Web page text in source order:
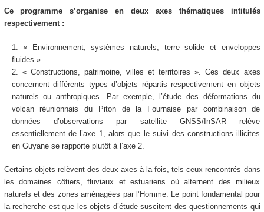
Ce programme s’organise en deux axes thématiques intitulés
respectivement :
« Environnement, systèmes naturels, terre solide et enveloppes
fluides »
« Constructions, patrimoine, villes et territoires ». Ces deux axes
concernent différents types d’objets répartis respectivement en objets
naturels ou anthropiques. Par exemple, l’étude des déformations du
volcan réunionnais du Piton de la Fournaise par combinaison de
données d’observations par satellite GNSS/InSAR relève
essentiellement de l’axe 1, alors que le suivi des constructions illicites
en Guyane se rapporte plutôt à l’axe 2.
Certains objets relèvent des deux axes à la fois, tels ceux rencontrés dans
les domaines côtiers, fluviaux et estuariens où alternent des milieux
naturels et des zones aménagées par l’Homme. Le point fondamental pour
la recherche est que les objets d’étude suscitent des questionnements qui